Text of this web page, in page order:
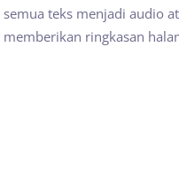
semua teks menjadi audio
memberikan ringkasan